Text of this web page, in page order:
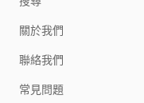
關於我們
聯絡我們
常見問題